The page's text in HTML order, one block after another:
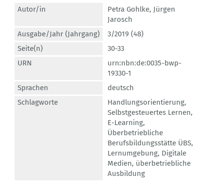
Autor/in Petra Gohlke, Jürgen
Jarosch
Ausgabe/Jahr (Jahrgang)
3/2019 (48)
Seite(n)
30-33
URN
urn:nbn:de:0035-bwp-
19330-1
Sprachen
deutsch
Schlagworte
Handlungsorientierung,
Selbstgesteuertes Lernen,
E-Learning,
Überbetriebliche
Berufsbildungsstätte ÜBS,
Lernumgebung, Digitale
Medien, überbetriebliche
Ausbildung